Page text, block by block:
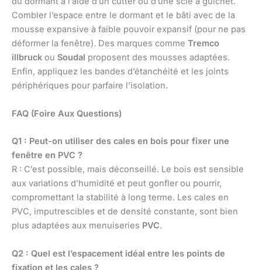
Combler l’espace entre le dormant et le bâti avec de la
mousse expansive à faible pouvoir expansif (pour ne pas
déformer la fenêtre). Des marques comme Tremco
illbruck ou Soudal proposent des mousses adaptées.
Enfin, appliquez les bandes d’étanchéité et les joints
périphériques pour parfaire l’isolation.
FAQ (Foire Aux Questions)
Q1 : Peut-on utiliser des cales en bois pour fixer une
fenêtre en PVC ?
R : C’est possible, mais déconseillé. Le bois est sensible
aux variations d’humidité et peut gonfler ou pourrir,
compromettant la stabilité à long terme. Les cales en
PVC, imputrescibles et de densité constante, sont bien
plus adaptées aux menuiseries PVC.
Q2 : Quel est l’espacement idéal entre les points de
fixation et les cales ?